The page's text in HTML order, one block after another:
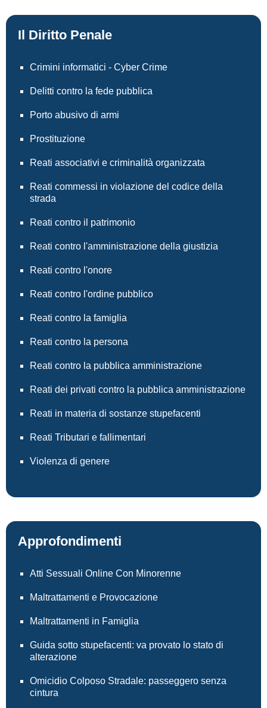
Il Diritto Penale
Crimini informatici - Cyber Crime
Delitti contro la fede pubblica
Porto abusivo di armi
Prostituzione
Reati associativi e criminalità organizzata
Reati commessi in violazione del codice della
strada
Reati contro il patrimonio
Reati contro l'amministrazione della giustizia
Reati contro l'onore
Reati contro l'ordine pubblico
Reati contro la famiglia
Reati contro la persona
Reati contro la pubblica amministrazione
Reati dei privati contro la pubblica amministrazione
Reati in materia di sostanze stupefacenti
Reati Tributari e fallimentari
Violenza di genere
Approfondimenti
Atti Sessuali Online Con Minorenne
Maltrattamenti e Provocazione
Maltrattamenti in Famiglia
Guida sotto stupefacenti: va provato lo stato di
alterazione
Omicidio Colposo Stradale: passeggero senza
cintura